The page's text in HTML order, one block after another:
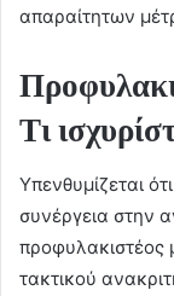
απαραίτητων
Τι
Υπενθυμίζεται
συνέργεια στην
προφυλακιστέος
τακτικού